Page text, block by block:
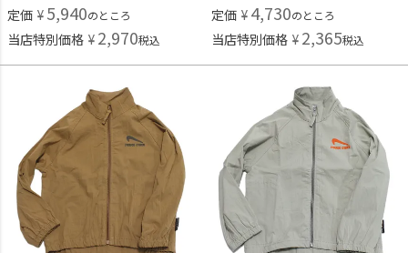
定価 ¥ 5,940のところ
当店特別価格 ¥ 2,970税込
定価 ¥ 4,730のところ
当店特別価格 ¥ 2,365税込